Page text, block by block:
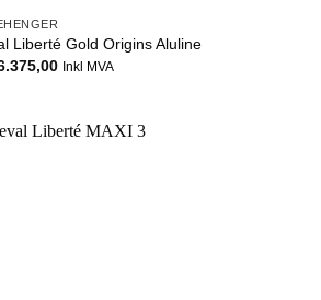
Liberté Gold Origins Aluline
Inkl MVA